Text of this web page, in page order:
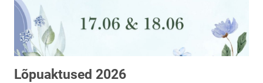
Lõpuaktused 2026